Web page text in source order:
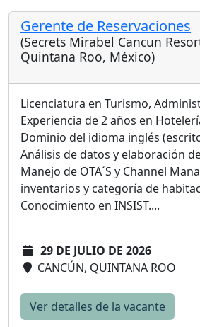
Gerente de Reservaciones
(Secrets Mirabel Cancun
Quintana Roo, México)
Licenciatura en Turismo,
Experiencia de 2 años en
Dominio del idioma inglés
Análisis de datos y elaboración
Manejo de OTA´S y Channel
inventarios y categoría de
Conocimiento en INSIST....
29 DE JULIO DE 2026
CANCÚN, QUINTANA ROO
Ver detalles de la vacante